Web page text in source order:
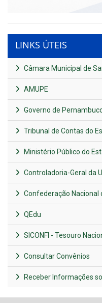
LINKS ÚTEIS
Câmara Municipal de
AMUPE
Governo de
Tribunal de Contas do
Ministério Público do
Controladoria-Geral da
Confederação Nacional
QEdu
SICONFI - Tesouro
Consultar Convênios
Receber Informações